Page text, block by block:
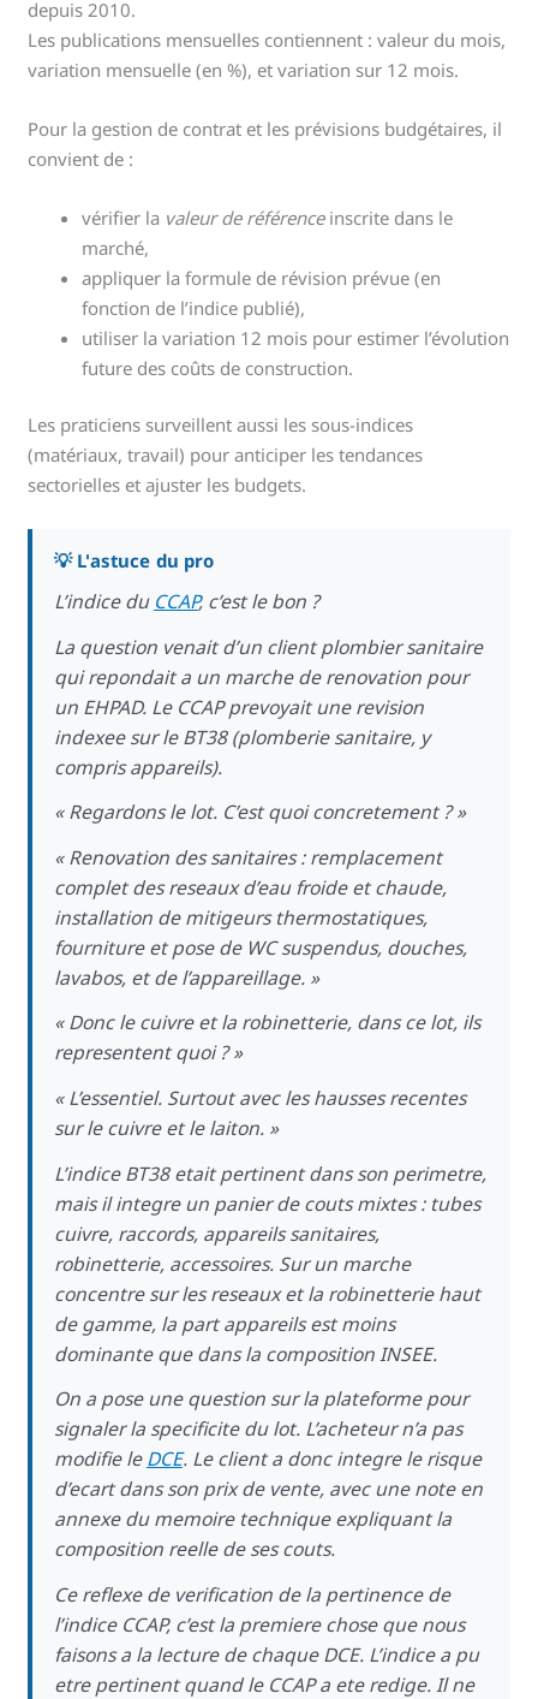
depuis 2010.
Les publications mensuelles contiennent : valeur du mois,
variation mensuelle (en %), et variation sur 12 mois.
Pour la gestion de contrat et les prévisions budgétaires, il
convient de :
vérifier la valeur de référenceinscrite dans le
marché,
appliquer la formule de révision prévue (en
fonction de l’indice publié),
utiliser la variation 12 mois pour estimer l’évolution
future des coûts de construction.
Les praticiens surveillent aussi les sous-indices
(matériaux, travail) pour anticiper les tendances
sectorielles et ajuster les budgets.
💡 L'astuce du pro
L’indice du CCAP, c’est le bon ?
La question venait d’un client plombier sanitaire
qui repondait a un marche de renovation pour
un EHPAD. Le CCAP prevoyait une revision
indexee sur le BT38 (plomberie sanitaire, y
compris appareils).
« Regardons le lot. C’est quoi concretement ? »
« Renovation des sanitaires : remplacement
complet des reseaux d’eau froide et chaude,
installation de mitigeurs thermostatiques,
fourniture et pose de WC suspendus, douches,
lavabos, et de l’appareillage. »
« Donc le cuivre et la robinetterie, dans ce lot, ils
representent quoi ? »
« L’essentiel. Surtout avec les hausses recentes
sur le cuivre et le laiton. »
L’indice BT38 etait pertinent dans son perimetre,
mais il integre un panier de couts mixtes : tubes
cuivre, raccords, appareils sanitaires,
robinetterie, accessoires. Sur un marche
concentre sur les reseaux et la robinetterie haut
de gamme, la part appareils est moins
dominante que dans la composition INSEE.
On a pose une question sur la plateforme pour
signaler la specificite du lot. L’acheteur n’a pas
modifie leDCE. Le client a donc integre le risque
d’ecart dans son prix de vente, avec une note en
annexe du memoire technique expliquant la
composition reelle de ses couts.
Ce reflexe de verification de la pertinence de
l’indice CCAP, c’est la premiere chose que nous
faisons a la lecture de chaque DCE. L’indice a pu
etre pertinent quand le CCAP a ete redige. Il ne